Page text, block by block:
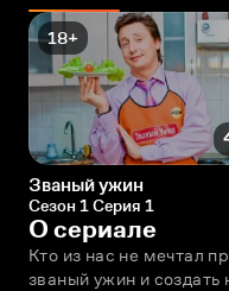
18+
Званый ужин
Сезон 1 Серия 1
О сериале
Кто из нас не мечтал
званый ужин и